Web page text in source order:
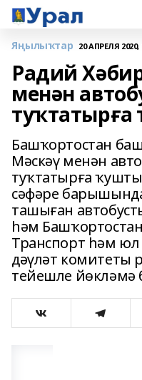
Яңылыҡтар 20 АПРЕЛЯ 2020,
Радий
менән
Башҡортостан
Мәскәү менән
туҡтатырға
сәфәре
ташыған
һәм
Транспорт һәм
дәүләт комитеты
тейешле йөкләмә